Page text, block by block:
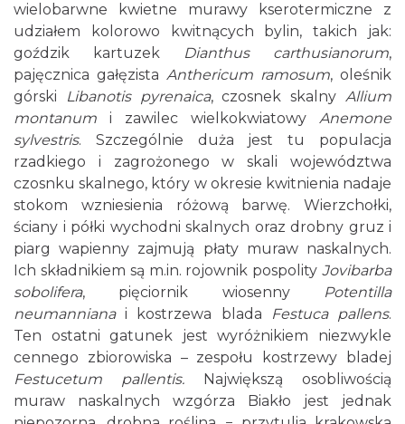
wielobarwne kwietne murawy kserotermiczne z
udziałem kolorowo kwitnących bylin, takich jak:
goździk kartuzek
Dianthus carthusianorum,
pajęcznica gałęzista Anthericum ramosum, oleśnik
górski
Libanotis pyrenaica, czosnek skalnyAllium
montanum i zawilec wielkokwiatowy Anemone
sylvestris. Szczególnie duża jest tu populacja
rzadkiego i zagrożonego w skali województwa
czosnku skalnego, który w okresie kwitnienia nadaje
stokom wzniesienia różową barwę. Wierzchołki,
ściany i półki wychodni skalnych oraz drobny gruz i
piarg wapienny zajmują płaty muraw naskalnych.
Ich składnikiem są m.in. rojownik pospolity Jovibarba
sobolifera, pięciornik wiosenny
Potentilla
neumannianai kostrzewa blada Festuca pallens.
Ten ostatni gatunek jest wyróżnikiem niezwykle
cennego zbiorowiska – zespołu kostrzewy bladej
Festucetum pallentis. Największą osobliwością
muraw naskalnych wzgórza Biakło jest jednak